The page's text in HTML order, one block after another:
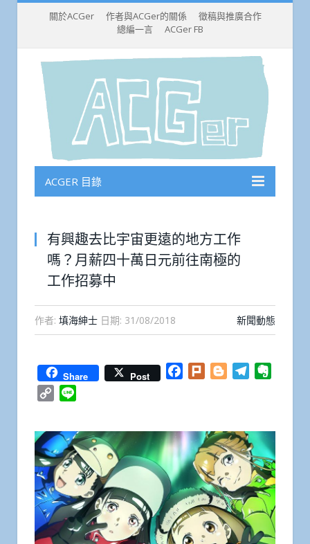
關於ACGer 作者與ACGer的關係
徵稿與推廣合作
總編一言
ACGer FB
ACGER 目錄
有興趣去比宇宙更遠的地方工作
嗎？月薪四十萬日元前往南極的
工作招募中
作者: 填海紳士 日期: 31/08/2018 新聞動態
Share Post Facebook
Plurk BloggerTelegram
Copy